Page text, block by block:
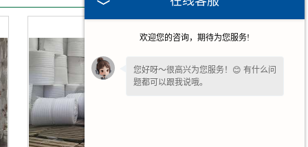
欢迎您的咨询，期待为您服务!
您好呀～很高兴为您服务！😊 有什么问
题都可以跟我说哦。